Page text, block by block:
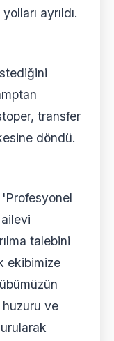
ayrıldı.
transfer
döndü.
'Profesyonel
talebini
ekibimize
ve